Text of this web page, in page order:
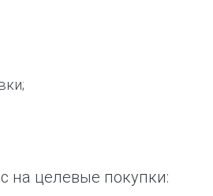
на целевые покупки: